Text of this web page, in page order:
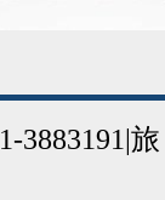
3883191|旅